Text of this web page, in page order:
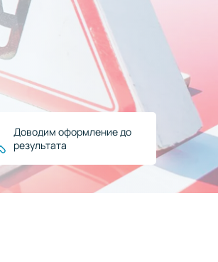
Доводим оформление до
результата